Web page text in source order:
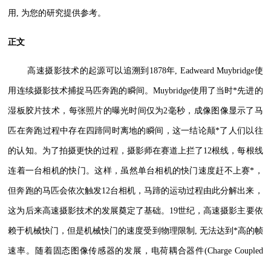
用, 为您的研究提供参考。
正文
高速摄影技术的起源可以追溯到1878年, Eadweard Muybridge使
用连续摄影技术捕捉马匹奔跑的瞬间。Muybridge使用了当时*先进的
湿板胶片技术，每张照片的曝光时间仅为2毫秒，成像图像显示了马
匹在奔跑过程中存在四蹄同时离地的瞬间，这一结论颠*了人们以往
的认知。为了拍摄更快的过程，摄影师在赛道上拦了12根线，每根线
连着一台相机的快门。这样，虽然单台相机的快门速度赶不上赛*，
但奔跑的马匹会依次触发12台相机，马蹄的运动过程由此分解出来，
这为后来高速摄影技术的发展奠定了基础。19世纪，高速摄影主要依
赖于机械快门，但是机械快门的速度受到物理限制, 无法达到*高的帧
速率。随着固态图像传感器的发展，电荷耦合器件(Charge Coupled